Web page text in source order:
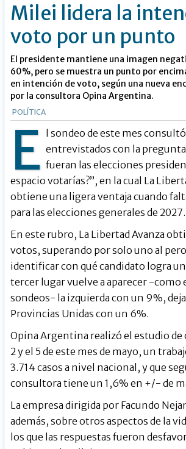
Milei lidera la
voto por un punto
El presidente mantiene una imagen
60%, pero se muestra un punto por
en intención de voto, según una nueva
por la consultora Opina Argentina.
POLÍTICA
E l sondeo de este mes
entrevistados con la pregunta
fueran las elecciones
espacio votarías?”, en la cual La
obtiene una ligera ventaja cuando
para las elecciones generales de 2027.
En este rubro, La Libertad Avanza
votos, superando por solo uno al
identificar con qué candidato logra
tercer lugar vuelve a aparecer -como
sondeos- la izquierda con un 9%,
Provincias Unidas con un 6%.
Opina Argentina realizó el estudio
2 y el 5 de este mes de mayo, un
3.714 casos a nivel nacional, y que
consultora tiene un 1,6% en +/- de
La empresa dirigida por Facundo
además, sobre otros aspectos de la
los que las respuestas fueron